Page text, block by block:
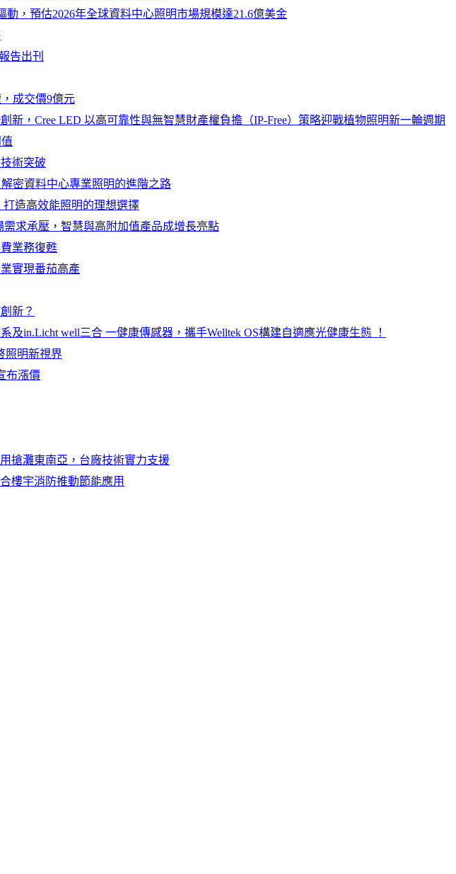
動，預估2026年全球資料中心照明市場規模達21.6億美金
告出刊
成交價9億元
新，Cree LED 以高可靠性與無智慧財產權負擔（IP-Free）策略迎戰植物照明新一輪週期
術突破
密資料中心專業照明的進階之路
造高效能照明的理想選擇
需求承壓，智慧與高附加值產品成增長亮點
業務復甦
實現番茄高產
新？
及in.Licht well三合 一健康傳感器，攜手Welltek OS構建自適應光健康生態 ！
照明新視界
布漲價
搶灘東南亞，台廠技術實力支援
樓宇消防推動節能應用